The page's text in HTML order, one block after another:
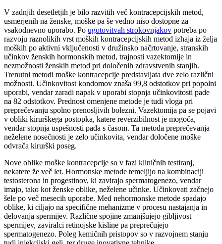
V zadnjih desetletjih je bilo razvitih več kontracepcijskih metod,
usmerjenih na ženske, moške pa še vedno niso dostopne za
vsakodnevno uporabo. Po ugotovitvah strokovnjakov potreba po
razvoju raznolikih vrst moških kontracepcijskih metod izhaja iz želja
moških po aktivni vključenosti v družinsko načrtovanje, stranskih
učinkov ženskih hormonskih metod, trajnosti vazektomije in
nezmožnosti ženskih metod pri določenih zdravstvenih stanjih.
Trenutni metodi moške kontracepcije predstavljata dve zelo različni
možnosti. Učinkovitost kondomov znaša 99,8 odstotkov pri popolni
uporabi, vendar zaradi napak v uporabi stopnja učinkovitosti pade
na 82 odstotkov. Prednost omenjene metode je tudi vloga pri
preprečevanju spolno prenosljivih bolezni. Vazektomija pa se pojavi
v obliki kirurškega postopka, katere reverzibilnost je mogoča,
vendar stopnja uspešnosti pada s časom. Ta metoda preprečevanja
neželene nosečnosti je zelo učinkovita, vendar določene moške
odvrača kirurški poseg.
Nove oblike moške kontracepcije so v fazi kliničnih testiranj,
nekatere že več let. Hormonske metode temeljijo na kombinaciji
testosterona in progestinov, ki zavirajo spermatogenezo, vendar
imajo, tako kot ženske oblike, neželene učinke. Učinkovati začnejo
šele po več mesecih uporabe. Med nehormonske metode spadajo
oblike, ki ciljajo na specifične mehanizme v procesu nastajanja in
delovanja spermijev. Različne spojine zmanjšujejo gibljivost
spermijev, zaviralci retinojske kisline pa preprečujejo
spermatogenezo. Poleg kemičnih pristopov so v razvojnem stanju